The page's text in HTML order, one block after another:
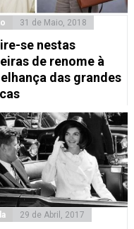
31 de Maio, 2018
se nestas
de renome à
das grandes
29 de Abril, 2017